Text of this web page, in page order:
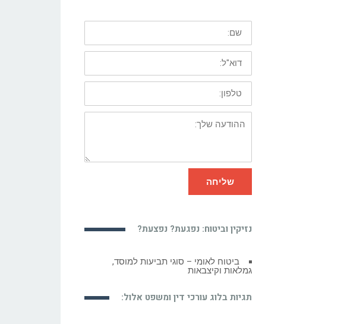
שם:
דוא"ל:
טלפון:
ההודעה
שלך:
שליחה
נזיקין וביטוח: נפגעת? נפצעת?
ביטוח חובה לרכב – פיצויים על נזקי גוף
לאחר תאונת דרכים
תגיות בלוג עורכי דין ומשפט אלול: